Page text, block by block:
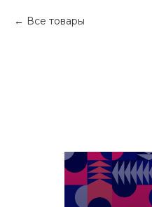
Все товары